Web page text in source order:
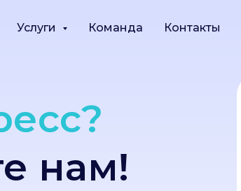
Услуги Команда Контакты
нам!